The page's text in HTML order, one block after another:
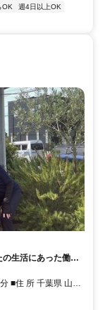
OK
週4日以上OK
生活にあった働き
にサポートします
支える訪問介護員
武
東駅 徒歩10分